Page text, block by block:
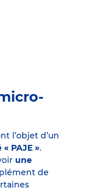
l’objet d’un
PAJE ».
une
de